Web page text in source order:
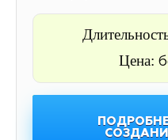
Цена: